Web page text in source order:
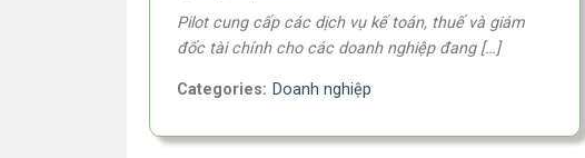
Pilot cung cấp các dịch vụ kế toán, thuế và giám
đốc tài chính cho các doanh nghiệp đang […]
Categories: Doanh nghiệp